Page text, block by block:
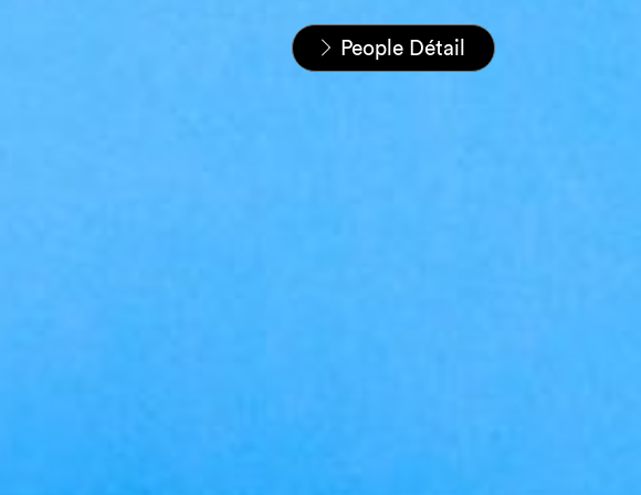
Home
Nos équipes
People Détail